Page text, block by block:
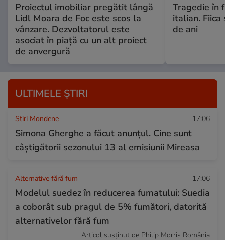
Proiectul imobiliar pregătit lângă
Lidl Moara de Foc este scos la
vânzare. Dezvoltatorul este
asociat în piață cu un alt proiect
de anvergură
Tragedie în
italian.
de ani
ULTIMELE ȘTIRI
Stiri Mondene 17:06
Simona Gherghe a făcut anunțul. Cine sunt
câștigătorii sezonului 13 al emisiunii Mireasa
Alternative fără fum 17:06
Modelul suedez în reducerea fumatului: Suedia
a coborât sub pragul de 5% fumători, datorită
alternativelor fără fum
Articol susținut de Philip Morris România